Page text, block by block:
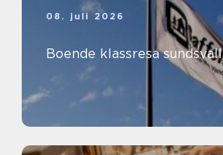
08. juli 2026
Boende klassresa sundsvall